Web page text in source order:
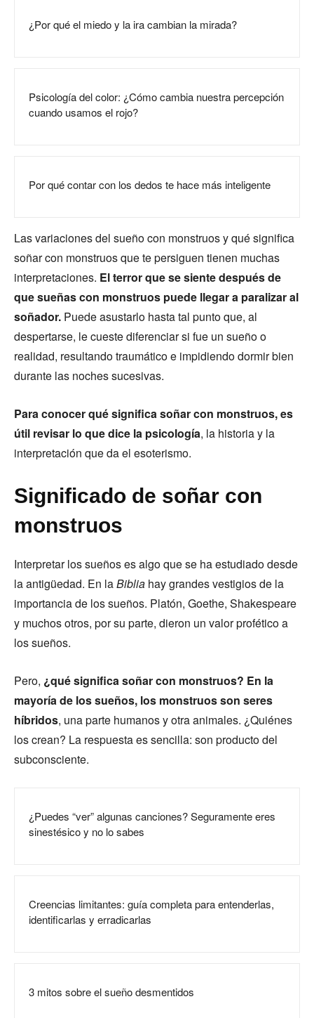
¿Por qué el miedo y la ira cambian la mirada?
Psicología del color: ¿Cómo cambia nuestra percepción
cuando usamos el rojo?
Por qué contar con los dedos te hace más inteligente
Las variaciones del sueño con monstruos y qué significa
soñar con monstruos que te persiguen tienen muchas
interpretaciones. El terror que se siente después de
que sueñas con monstruos puede llegar a paralizar al
soñador. Puede asustarlo hasta tal punto que, al
despertarse, le cueste diferenciar si fue un sueño o
realidad, resultando traumático e impidiendo dormir bien
durante las noches sucesivas.
Para conocer qué significa soñar con monstruos, es
útil revisar lo que dice la psicología, la historia y la
interpretación que da el esoterismo.
Significado de soñar con
monstruos
Interpretar los sueños es algo que se ha estudiado desde
la antigüedad. En laBiblia hay grandes vestigios de la
importancia de los sueños. Platón, Goethe, Shakespeare
y muchos otros, por su parte, dieron un valor profético a
los sueños.
Pero, ¿qué significa soñar con monstruos? En la
mayoría de los sueños, los monstruos son seres
híbridos, una parte humanos y otra animales. ¿Quiénes
los crean? La respuesta es sencilla: son producto del
subconsciente.
¿Puedes “ver” algunas canciones? Seguramente eres
sinestésico y no lo sabes
Creencias limitantes: guía completa para entenderlas,
identificarlas y erradicarlas
3 mitos sobre el sueño desmentidos